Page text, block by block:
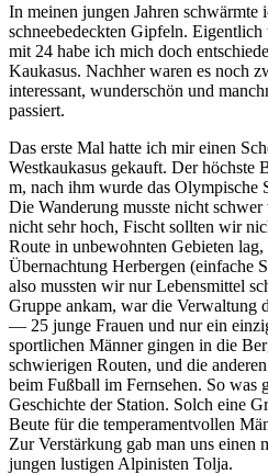
In meinen jungen Jahren schwärmte
schneebedeckten Gipfeln.
mit 24 habe ich mich doch
Kaukasus. Nachher waren es noch
interessant, wunderschön und
passiert.
Das erste Mal hatte ich mir einen
Westkaukasus gekauft. Der höchste
m, nach ihm wurde das Olympische
Die Wanderung musste nicht
nicht sehr hoch, Fischt sollten wir
Route in unbewohnten Gebieten
Übernachtung Herbergen (einfache
also mussten wir nur Lebensmittel
Gruppe ankam, war die Verwaltung
— 25 junge Frauen und nur ein
sportlichen Männer gingen in die
schwierigen Routen, und die
beim Fußball im Fernsehen. So was
Geschichte der Station. Solch eine
Beute für die temperamentvollen
Zur Verstärkung gab man uns einen
jungen lustigen Alpinisten Tolja.